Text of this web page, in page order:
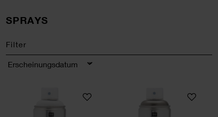
SPRAYS
Filter
Sortierung
Art Acrylic Spray 250ml Art Acrylic Spray